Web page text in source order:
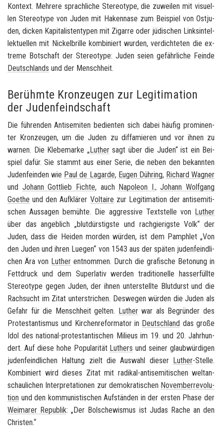
Kon­text. Meh­re­re sprach­li­che Ste­reo­ty­pe, die zu­wei­len mit vi­su­el­
len Ste­reo­ty­pe von Juden mit Ha­ken­na­se zum Bei­spiel von Ost­ju­
den, di­cken Ka­pi­ta­lis­ten­ty­pen mit Zi­gar­re oder jü­di­schen Links­in­tel­
lek­tu­el­len mit Ni­ckel­bril­le kom­bi­niert wur­den, ver­dich­te­ten die ex­
tre­me Bot­schaft der Ste­reo­ty­pe: Juden seien ge­fähr­li­che Fein­de
Deutsch­lands und der Mensch­heit.
Berühmte Kronzeugen zur Legitimation
der Judenfeindschaft
Die füh­ren­denAn­ti­se­mi­ten be­dien­ten sich dabei häu­fig pro­mi­nen­
ter Kron­zeu­gen, um die Juden zu dif­fa­mie­ren und vor ihnen zu
war­nen. Die Kle­be­mar­ke „Lu­thersagt über die Juden“ ist ein Bei­
spiel dafür. Sie stammt aus einer Serie, die neben den be­kann­ten
Ju­den­fein­den wie Paul de La­gar­de, Eugen Düh­ring, Ri­chard Wag­ner
und Jo­hann Gott­lieb Fich­te, auch Na­po­le­on I.,Jo­hann Wolf­gang
Goe­the und den Auf­klä­rer Vol­taire zur Le­gi­ti­ma­ti­on der an­ti­se­mi­ti­
schen Aus­sa­gen be­müh­te. Die ag­gres­si­ve Text­stel­le von Lu­ther
über das an­geb­lich „blut­dürs­tigs­te und rach­gie­rigs­te Volk“ der
Juden, dass die Hei­den mor­den wür­den, ist dem Pam­phlet „Von
den Juden und ihren Lue­gen“ von 1543 aus der spä­ten ju­den­feind­li­
chen Ära von Lu­ther ent­nom­men. Durch die gra­fi­sche Be­to­nung in
Fett­druck und dem Su­per­la­tiv wer­den tra­di­tio­nel­le hass­erfüll­te
Ste­reo­ty­pe gegen Juden, der ihnen un­ter­stell­te Blut­durst und die
Rach­sucht im Zitat un­ter­stri­chen. Des­we­gen wür­den die Juden als
Ge­fahr für die Mensch­heit gel­ten. Lu­therwar als Be­grün­der des
Pro­tes­tan­tis­mus und Kir­chen­re­for­ma­tor in Deutsch­land das große
Idol des national-​protestantischen Mi­lieus im 19. und 20. Jahr­hun­
dert. Auf diese hohe Po­pu­la­ri­tät Lu­thers und sei­ner glaub­wür­di­gen
ju­den­feind­li­chen Hal­tung zielt die Aus­wahl die­ser Lu­ther-​Stelle.
Kom­bi­niert wird die­ses Zitat mit radikal-​antisemitischen welt­an­
schau­li­chen In­ter­pre­ta­tio­nen zur de­mo­kra­ti­schen No­vem­ber­re­vo­lu­
ti­on und den kom­mu­nis­ti­schen Auf­stän­den in der ers­ten Phase der
Wei­ma­rer Re­pu­blik: „Der Bol­sche­wis­mus ist Judas Rache an den
Chris­ten.“